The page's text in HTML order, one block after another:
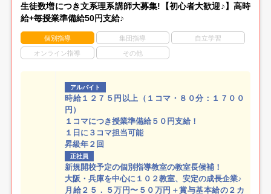
生徒数増につき文系理系講師大募集!【初心者大歓迎♪】高時
給+毎授業準備給50円支給♪
個別指導 集団指導 自立学習
オンライン指導 その他
アルバイト
時給１２７５円以上（１コマ・８０分：１７００
円）
１コマにつき授業準備給５０円支給！
１日に３コマ担当可能
昇級年２回
正社員
新規開校予定の個別指導教室の教室長候補！
大阪・兵庫を中心に１０２教室、安定の成長企業♪
月給２５．５万円〜５０万円＋賞与基本給の２カ